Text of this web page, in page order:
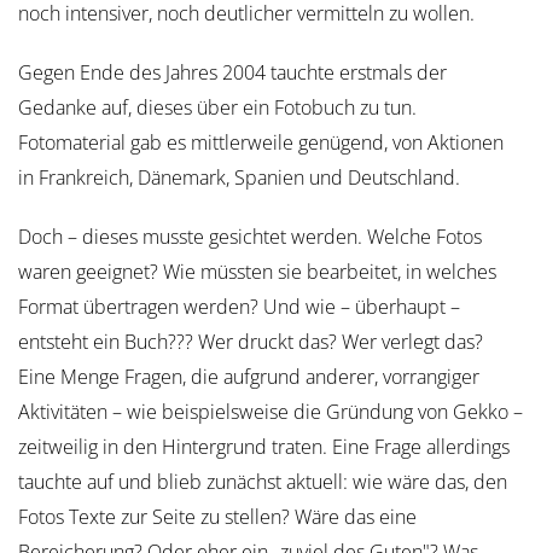
noch intensiver, noch deutlicher vermitteln zu wollen.
Gegen Ende des Jahres 2004 tauchte erstmals der
Gedanke auf, dieses über ein Fotobuch zu tun.
Fotomaterial gab es mittlerweile genügend, von Aktionen
in Frankreich, Dänemark, Spanien und Deutschland.
Doch – dieses musste gesichtet werden. Welche Fotos
waren geeignet? Wie müssten sie bearbeitet, in welches
Format übertragen werden? Und wie – überhaupt –
entsteht ein Buch??? Wer druckt das? Wer verlegt das?
Eine Menge Fragen, die aufgrund anderer, vorrangiger
Aktivitäten – wie beispielsweise die Gründung von Gekko –
zeitweilig in den Hintergrund traten. Eine Frage allerdings
tauchte auf und blieb zunächst aktuell: wie wäre das, den
Fotos Texte zur Seite zu stellen? Wäre das eine